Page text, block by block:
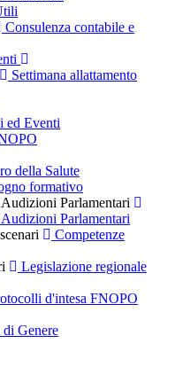
Consulenza contabile e
Settimana allattamento
ed Eventi
della Salute
formativo
Parlamentari
Parlamentari
Competenze
Legislazione regionale
d'intesa FNOPO
Genere